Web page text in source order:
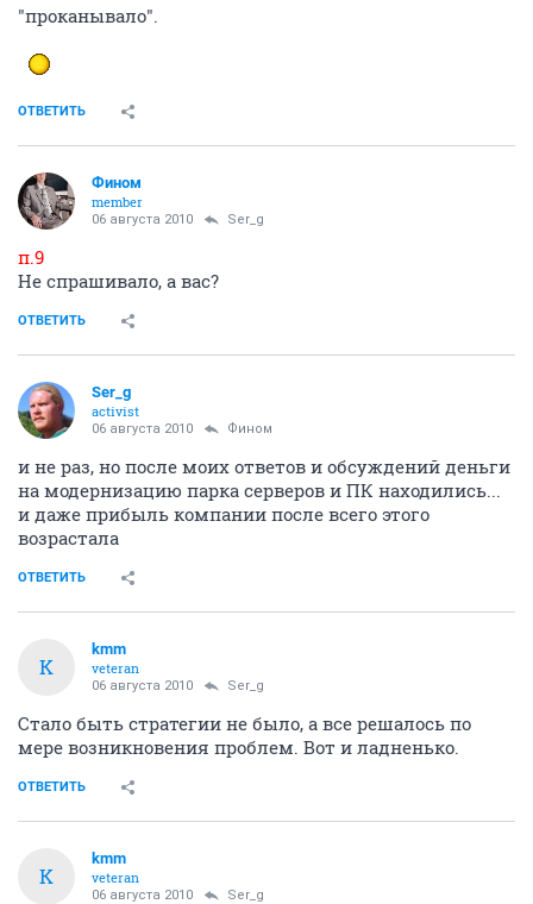
"проканывало".
ОТВЕТИТЬ
Фином
member
06 августа 2010 Ser_g
п.9
Не спрашивало, а вас?
ОТВЕТИТЬ
Ser_g
activist
06 августа 2010 Фином
и не раз, но после моих ответов и обсуждений деньги
на модернизацию парка серверов и ПК находились...
и даже прибыль компании после всего этого
возрастала
ОТВЕТИТЬ
K
kmm
veteran
06 августа 2010 Ser_g
Стало быть стратегии не было, а все решалось по
мере возникновения проблем. Вот и ладненько.
ОТВЕТИТЬ
K
kmm
veteran
06 августа 2010 Ser_g